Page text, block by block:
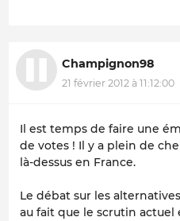
Champignon98
21 février 2012 à 11:12:00
Il est temps de faire une
de votes ! Il y a plein de
là-dessus en France.
Le débat sur les
au fait que le scrutin actuel